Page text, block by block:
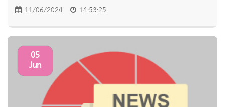
11/06/2024 14:53:25
05
Jun